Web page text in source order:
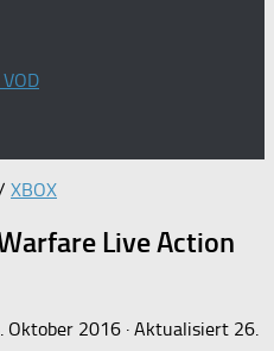
XBOX
Live Action
Oktober 2016 · Aktualisiert 26.